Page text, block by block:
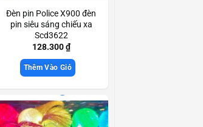
Đèn pin Police X900 đèn
pin siêu sáng chiếu xa
Scd3622
128.300₫
Thêm Vào Giỏ